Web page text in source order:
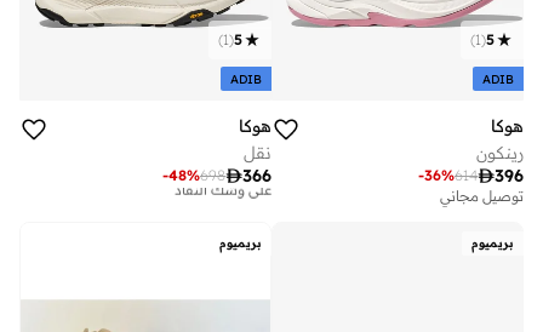
5
(
1
)
ADIB
هوكا
رينكون
396
614
-36%
توصيل مجاني
5
(
1
)
ADIB
هوكا
نقل
366
698
-48%
توصيل مجاني
توصيل مجاني
بريميوم بريميوم